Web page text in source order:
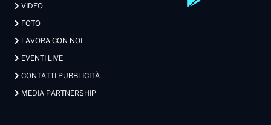
VIDEO
FOTO
LAVORA CON NOI
EVENTI LIVE
CONTATTI PUBBLICITÀ
MEDIA PARTNERSHIP